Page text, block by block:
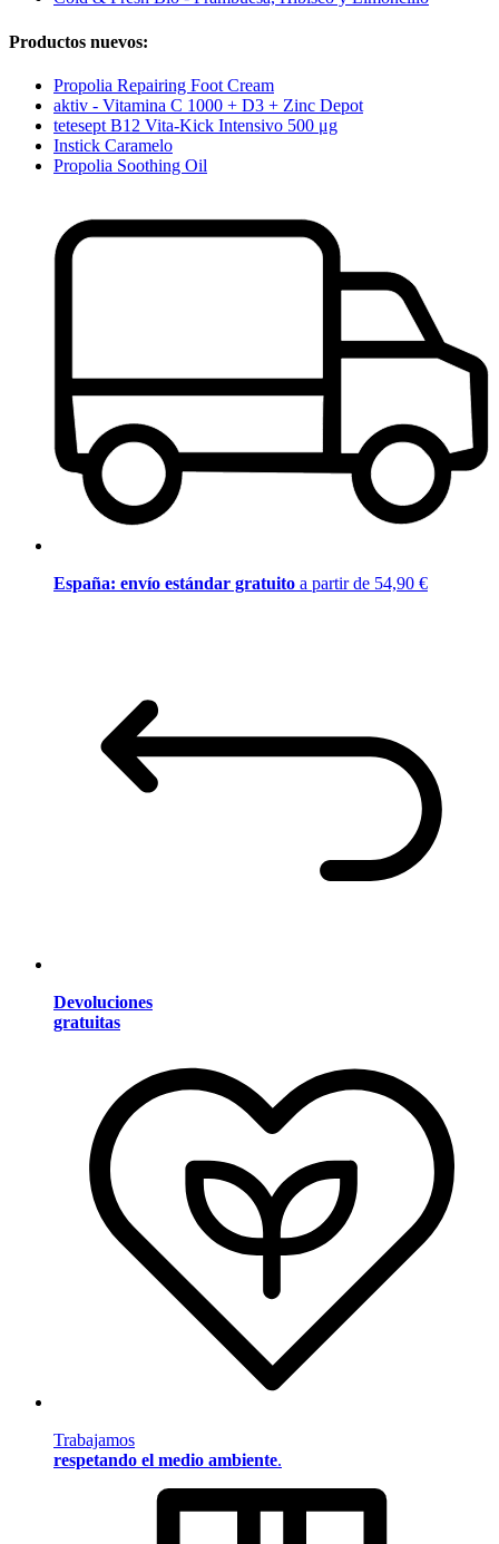
Productos nuevos:
Propolia Repairing Foot Cream
aktiv - Vitamina C 1000 + D3 + Zinc Depot
tetesept B12 Vita-Kick Intensivo 500 μg
Instick Caramelo
Propolia Soothing Oil
España: envío estándar gratuito a partir de 54,90 €
Devoluciones
gratuitas
Trabajamos
respetando el medio ambiente.